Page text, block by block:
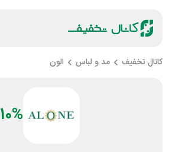
کانال تخفیف مد و لباس الون
10%